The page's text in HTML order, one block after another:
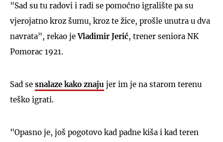
"Sad su tu radovi i radi se pomoćno igralište pa su
vjerojatno kroz šumu, kroz te žice, prošle unutra u dva
navrata", rekao jeVladimir Jerić, trener seniora NK
Pomorac 1921.
Sad se snalaze kako znaju jer im je na starom terenu
teško igrati.
"Opasno je, još pogotovo kad padne kiša i kad teren